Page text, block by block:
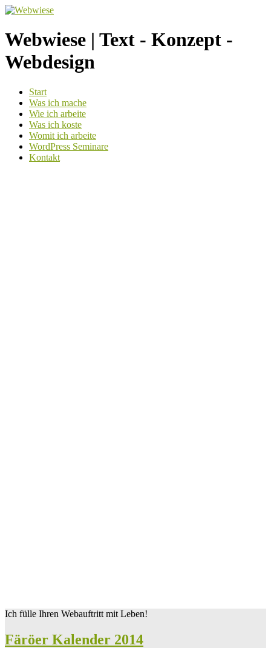
Webwiese | Text - Konzept -
Webdesign
Weiter
zum
Inhalt
Start
Was ich mache
Wie ich arbeite
Was ich koste
Womit ich arbeite
WordPress Seminare
Kontakt
Ich fülle Ihren Webauftritt mit Leben!
Färöer Kalender 2014